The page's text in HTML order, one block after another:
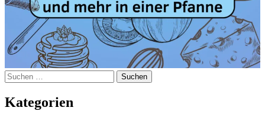
Suchen
nach:
Kategorien